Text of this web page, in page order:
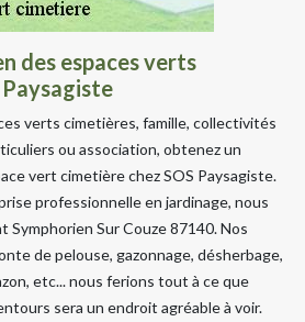
des espaces verts
verts cimetières, famille, collectivités
ou association, obtenez un
vert cimetière chez SOS Paysagiste.
professionnelle en jardinage, nous
Symphorien Sur Couze 87140. Nos
de pelouse, gazonnage, désherbage,
etc... nous ferions tout à ce que
sera un endroit agréable à voir.